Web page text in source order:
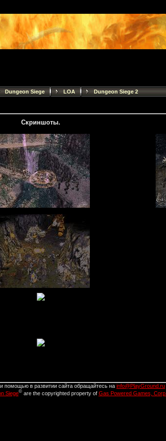
Dungeon Siege LOA Dungeon Siege 2
Скриншоты.
помощью в развитии сайта обращайтесь на info@PlayGround.ru
Siege©are the copyrighted property of Gas Powered Games, Corp.